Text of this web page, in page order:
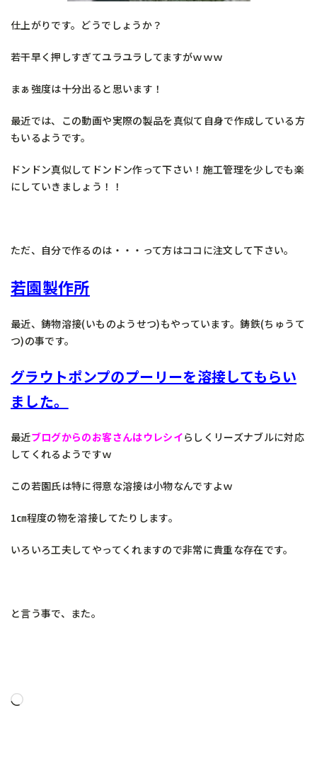
仕上がりです。どうでしょうか？
若干早く押しすぎてユラユラしてますがｗｗｗ
まぁ強度は十分出ると思います！
最近では、この動画や実際の製品を真似て自身で作成している方
もいるようです。
ドンドン真似してドンドン作って下さい！施工管理を少しでも楽
にしていきましょう！！
ただ、自分で作るのは・・・って方はココに注文して下さい。
若園製作所
最近、鋳物溶接(いものようせつ)もやっています。鋳鉄(ちゅうて
つ)の事です。
グラウトポンプのプーリーを溶接してもらい
ました。
最近ブログからのお客さんはウレシイらしくリーズナブルに対応
してくれるようですｗ
この若園氏は特に得意な溶接は小物なんですよｗ
1㎝程度の物を溶接してたりします。
いろいろ工夫してやってくれますので非常に貴重な存在です。
と言う事で、また。
読